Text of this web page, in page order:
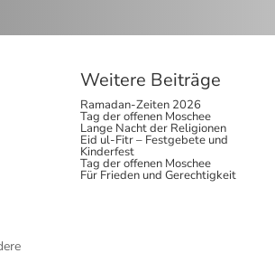
Weitere Beiträge
Ramadan-Zeiten 2026
Tag der offenen Moschee
Lange Nacht der Religionen
Eid ul-Fitr – Festgebete und
Kinderfest
Tag der offenen Moschee
Für Frieden und Gerechtigkeit